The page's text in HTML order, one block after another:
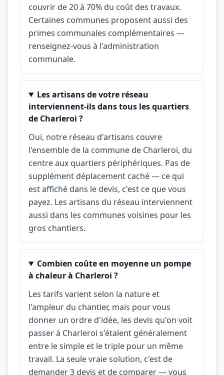
couvrir de 20 à 70% du coût des travaux.
Certaines communes proposent aussi des
primes communales complémentaires —
renseignez-vous à l'administration
communale.
Les artisans de votre réseau
interviennent-ils dans tous les quartiers
de Charleroi ?
Oui, notre réseau d'artisans couvre
l'ensemble de la commune de Charleroi, du
centre aux quartiers périphériques. Pas de
supplément déplacement caché — ce qui
est affiché dans le devis, c'est ce que vous
payez. Les artisans du réseau interviennent
aussi dans les communes voisines pour les
gros chantiers.
Combien coûte en moyenne un pompe
à chaleur à Charleroi ?
Les tarifs varient selon la nature et
l'ampleur du chantier, mais pour vous
donner un ordre d'idée, les devis qu'on voit
passer à Charleroi s'étalent généralement
entre le simple et le triple pour un même
travail. La seule vraie solution, c'est de
demander 3 devis et de comparer — vous